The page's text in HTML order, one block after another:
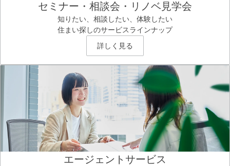
セミナー・相談会・リノベ見学会
知りたい、相談したい、体験したい
住まい探しのサービスラインナップ
詳しく見る
エージェントサービス